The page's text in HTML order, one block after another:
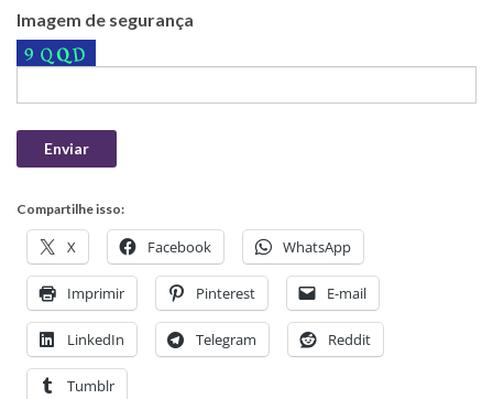
Imagem de segurança
Compartilhe isso:
X Facebook WhatsApp
Imprimir Pinterest E-mail
LinkedIn Telegram Reddit
Tumblr